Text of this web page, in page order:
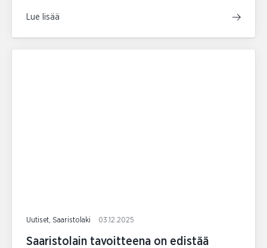
Lue lisää
Uutiset, Saaristolaki 03.12.2025
Saaristolain tavoitteena on edistää